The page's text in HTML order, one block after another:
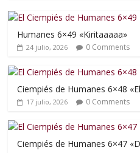
Humanes 6×49 «Kiritaaaaa»
24 julio, 2026 0 Comments
Ciempiés de Humanes 6×48
17 julio, 2026 0 Comments
Ciempiés de Humanes 6×47